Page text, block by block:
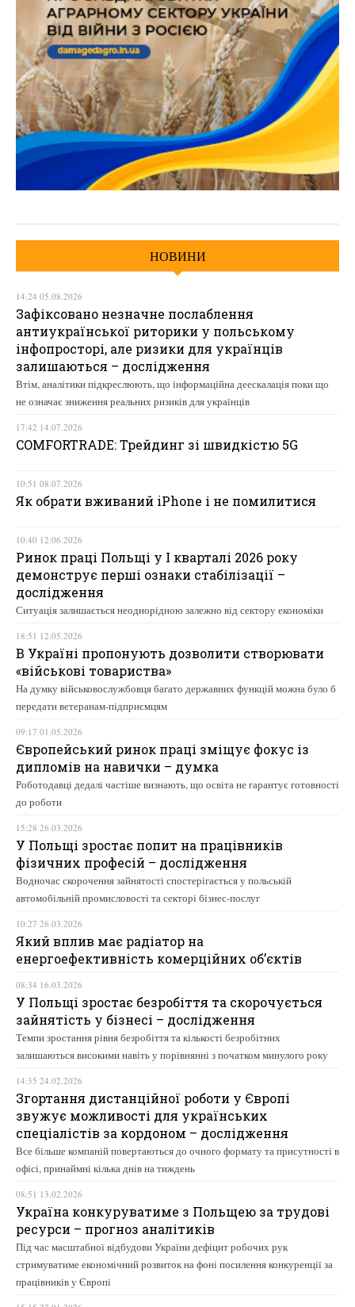
НОВИНИ
14:24 05.08.2026
Зафіксовано незначне послаблення
антиукраїнської риторики у польському
інфопросторі, але ризики для українців
залишаються – дослідження
Втім, аналітики підкреслюють, що інформаційна деескалація поки що
не означає зниження реальних ризиків для українців
17:42 14.07.2026
COMFORTRADE: Трейдинг зі швидкістю 5G
10:51 08.07.2026
Як обрати вживаний iPhone і не помилитися
10:40 12.06.2026
Ринок праці Польщі у І кварталі 2026 року
демонструє перші ознаки стабілізації –
дослідження
Ситуація залишається неоднорідною залежно від сектору економіки
18:51 12.05.2026
В Україні пропонують дозволити створювати
«військові товариства»
На думку військовослужбовця багато державних функцій можна було б
передати ветеранам-підприємцям
09:17 01.05.2026
Європейський ринок праці зміщує фокус із
дипломів на навички – думка
Роботодавці дедалі частіше визнають, що освіта не гарантує готовності
до роботи
15:28 26.03.2026
У Польщі зростає попит на працівників
фізичних професій – дослідження
Водночас скорочення зайнятості спостерігається у польській
автомобільній промисловості та секторі бізнес-послуг
10:27 26.03.2026
Який вплив має радіатор на
енергоефективність комерційних об’єктів
08:34 16.03.2026
У Польщі зростає безробіття та скорочується
зайнятість у бізнесі – дослідження
Темпи зростання рівня безробіття та кількості безробітних
залишаються високими навіть у порівнянні з початком минулого року
14:35 24.02.2026
Згортання дистанційної роботи у Європі
звужує можливості для українських
спеціалістів за кордоном – дослідження
Все більше компаній повертаються до очного формату та присутності в
офісі, принаймні кілька днів на тиждень
08:51 13.02.2026
Україна конкуруватиме з Польщею за трудові
ресурси – прогноз аналітиків
Під час масштабної відбудови України дефіцит робочих рук
стримуватиме економічний розвиток на фоні посилення конкуренції за
працівників у Європі